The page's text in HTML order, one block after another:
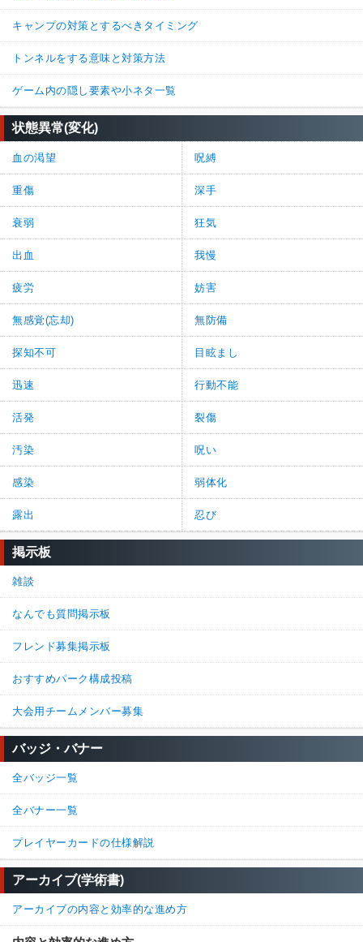
キャンプの対策とするべきタイミング
トンネルをする意味と対策方法
ゲーム内の隠し要素や小ネタ一覧
状態異常(変化)
血の渇望 呪縛
重傷 深手
衰弱 狂気
出血 我慢
疲労 妨害
無感覚(忘却) 無防備
探知不可 目眩まし
迅速 行動不能
活発 裂傷
汚染 呪い
感染 弱体化
露出 忍び
掲示板
雑談
なんでも質問掲示板
フレンド募集掲示板
おすすめパーク構成投稿
大会用チームメンバー募集
バッジ・バナー
全バッジ一覧
全バナー一覧
プレイヤーカードの仕様解説
アーカイブ(学術書)
アーカイブの内容と効率的な進め方